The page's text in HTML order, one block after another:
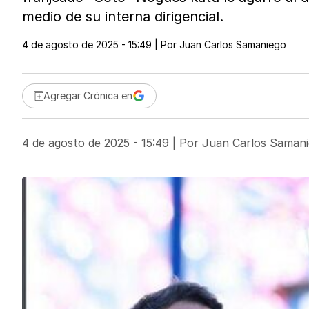
medio de su interna dirigencial.
4 de agosto de 2025 - 15:49 | Por Juan Carlos Samaniego
Agregar Crónica en
4 de agosto de 2025 - 15:49 | Por Juan Carlos